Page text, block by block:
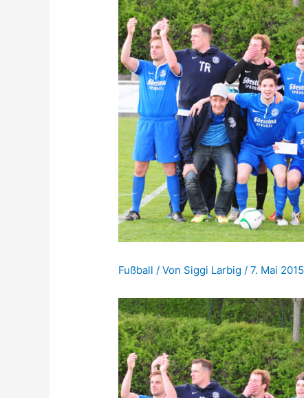
Fußball / Von Siggi Larbig/7. Mai 2015